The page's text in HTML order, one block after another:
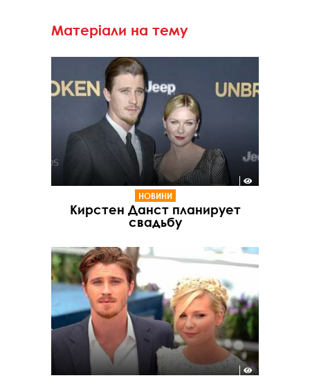
Матеріали на тему
НОВИНИ
Кирстен Данст планирует
свадьбу